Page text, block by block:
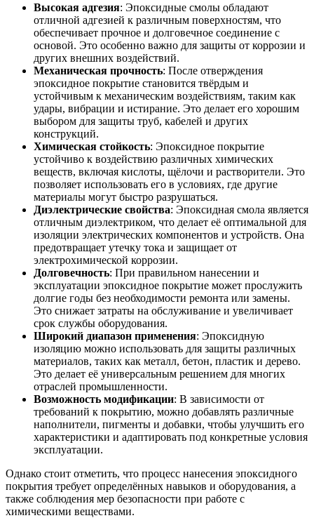
Высокая адгезия: Эпоксидные смолы обладают
отличной адгезией к различным поверхностям, что
обеспечивает прочное и долговечное соединение с
основой. Это особенно важно для защиты от коррозии и
других внешних воздействий.
Механическая прочность: После отверждения
эпоксидное покрытие становится твёрдым и
устойчивым к механическим воздействиям, таким как
удары, вибрации и истирание. Это делает его хорошим
выбором для защиты труб, кабелей и других
конструкций.
Химическая стойкость: Эпоксидное покрытие
устойчиво к воздействию различных химических
веществ, включая кислоты, щёлочи и растворители. Это
позволяет использовать его в условиях, где другие
материалы могут быстро разрушаться.
Диэлектрические свойства: Эпоксидная смола является
отличным диэлектриком, что делает её оптимальной для
изоляции электрических компонентов и устройств. Она
предотвращает утечку тока и защищает от
электрохимической коррозии.
Долговечность: При правильном нанесении и
эксплуатации эпоксидное покрытие может прослужить
долгие годы без необходимости ремонта или замены.
Это снижает затраты на обслуживание и увеличивает
срок службы оборудования.
Широкий диапазон применения: Эпоксидную
изоляцию можно использовать для защиты различных
материалов, таких как металл, бетон, пластик и дерево.
Это делает её универсальным решением для многих
отраслей промышленности.
Возможность модификации: В зависимости от
требований к покрытию, можно добавлять различные
наполнители, пигменты и добавки, чтобы улучшить его
характеристики и адаптировать под конкретные условия
эксплуатации.
Однако стоит отметить, что процесс нанесения эпоксидного
покрытия требует определённых навыков и оборудования, а
также соблюдения мер безопасности при работе с
химическими веществами.